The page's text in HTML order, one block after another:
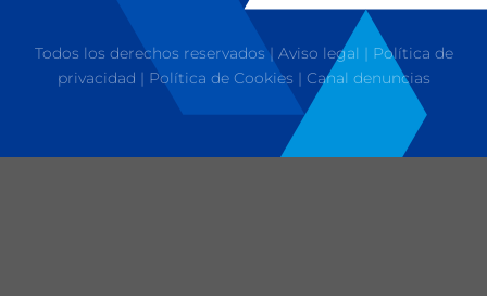
Todos los derechos reservados | Aviso legal | Política de
privacidad | Política de Cookies | Canal denuncias